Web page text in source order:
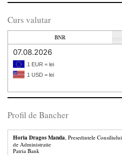
Curs valutar
BNR
07.08.2026
1 EUR = lei
1 USD = lei
Profil de Bancher
Horia Dragos Manda , Presedintele Consiliului
de Administratie
Patria Bank